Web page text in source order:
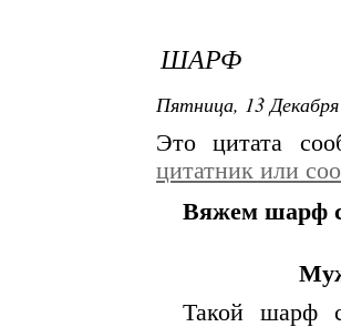
ШАРФ
Пятница, 13
Это цитата
цитатник или
Вяжем шарф
Такой шарф